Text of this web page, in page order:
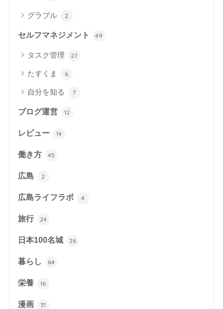
グラブル 2
セルフマネジメント 49
タスク管理 27
たすくま 6
自分を知る 7
ブログ運営 12
レビュー 14
働き方 45
広島 2
広島ライフラボ 4
旅行 24
日本100名城 26
暮らし 64
栄養 16
漫画 31